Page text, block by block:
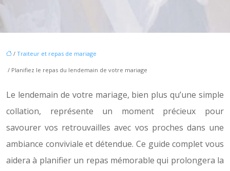
/ Traiteur et repas de mariage
/ Planifiez le repas du lendemain de votre mariage
Le lendemain de votre mariage, bien plus qu’une simple
collation, représente un moment précieux pour
savourer vos retrouvailles avec vos proches dans une
ambiance conviviale et détendue. Ce guide complet vous
aidera à planifier un repas mémorable qui prolongera la